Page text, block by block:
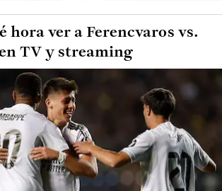
hora ver a Ferencvaros vs.
TV y streaming